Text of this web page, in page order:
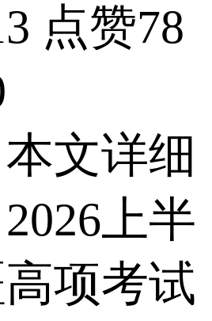
点赞78
文详细
上半
项考试